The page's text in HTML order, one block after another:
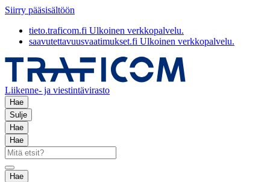
Siirry pääsisältöön
tieto.traficom.fi Ulkoinen verkkopalvelu.
saavutettavuusvaatimukset.fi Ulkoinen verkkopalvelu.
Liikenne- ja viestintävirasto
Hae
Sulje
Hae
Hae
Hae